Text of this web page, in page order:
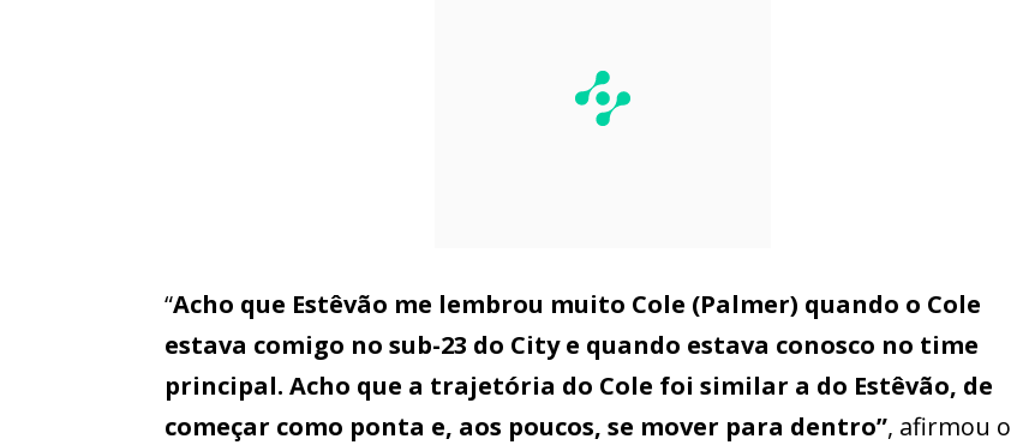
“Acho que Estêvão me lembrou muito Cole (Palmer) quando o Cole
estava comigo no sub-23 do City e quando estava conosco no time
principal. Acho que a trajetória do Cole foi similar a do Estêvão, de
começar como ponta e, aos poucos, se mover para dentro”, afirmou o